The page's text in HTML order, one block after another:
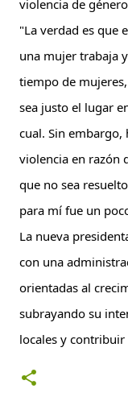
violencia de
"La verdad es que
una mujer trabaja
tiempo de
sea justo el lugar
cual. Sin
violencia en razón
que no sea
para mí fue un
La nueva
con una
orientadas al
subrayando su
locales y